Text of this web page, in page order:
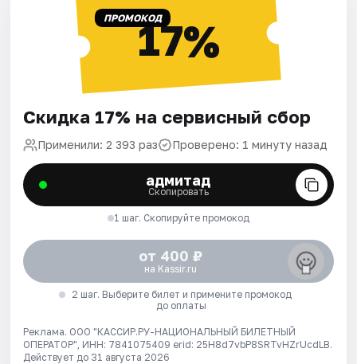
ПРОМОКОД17%
Скидка 17% на сервисный сбор
Применили: 2 393 раз Проверено: 1 минуту назад
адмитад
Скопировать
1 шаг. Скопируйте промокод
от 400 ₽
на Kassir.ru
2 шаг. Выберите билет и примените промокод
до оплаты
Реклама. ООО "КАССИР.РУ-НАЦИОНАЛЬНЫЙ БИЛЕТНЫЙ
ОПЕРАТОР", ИНН: 7841075409 erid: 25H8d7vbP8SRTvHZrUcdLB.
Действует до 31 августа 2026